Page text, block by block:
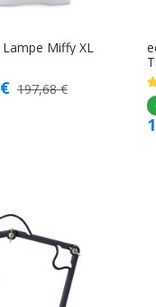
In den
Warenkorb
Miffy XL
197,68€